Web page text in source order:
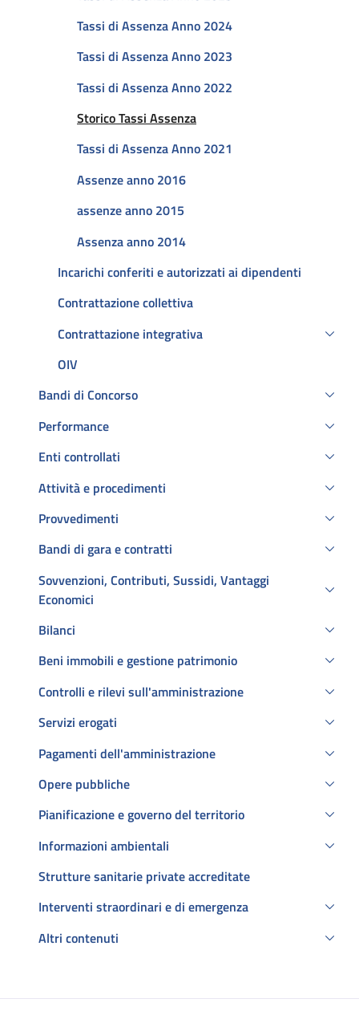
Tassi di Assenza Anno 2024
Tassi di Assenza Anno 2023
Tassi di Assenza Anno 2022
Storico Tassi Assenza
Tassi di Assenza Anno 2021
Assenze anno 2016
assenze anno 2015
Assenza anno 2014
Incarichi conferiti e autorizzati ai dipendenti
Contrattazione collettiva
Contrattazione integrativa
OIV
Bandi di Concorso
Performance
Enti controllati
Attività e procedimenti
Provvedimenti
Bandi di gara e contratti
Sovvenzioni, Contributi, Sussidi, Vantaggi
Economici
Bilanci
Beni immobili e gestione patrimonio
Controlli e rilevi sull'amministrazione
Servizi erogati
Pagamenti dell'amministrazione
Opere pubbliche
Pianificazione e governo del territorio
Informazioni ambientali
Strutture sanitarie private accreditate
Interventi straordinari e di emergenza
Altri contenuti